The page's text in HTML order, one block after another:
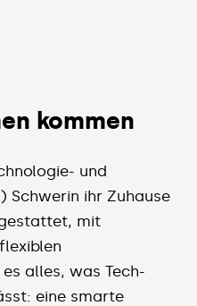
kommen
und
Schwerin ihr Zuhause
mit
alles, was Tech-
eine smarte